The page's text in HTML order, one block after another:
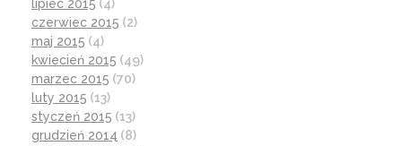
lipiec 2015 (4)
czerwiec 2015 (2)
maj 2015 (4)
kwiecień 2015 (49)
marzec 2015 (70)
luty 2015 (13)
styczeń 2015 (13)
grudzień 2014 (8)